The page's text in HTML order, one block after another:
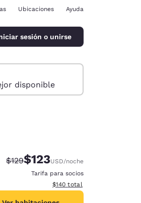
Ubicaciones Ayuda
sesión o unirse
disponible
Tarifa tachada:
$129Tarifa reducida:
$123USD/noche
Tarifa para socios
Ver detalles totales
$140 total